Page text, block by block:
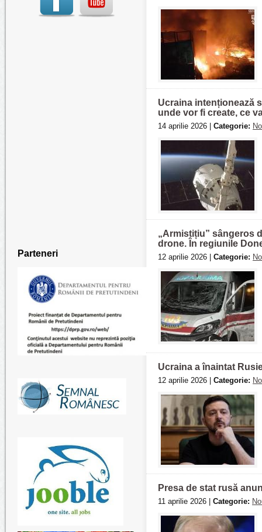
Parteneri
Ucraina intenționează
unde vor fi create, ce
14 aprilie 2026 | Categorie:
„Armistițiu” sângeros
drone. În regiunile
12 aprilie 2026 | Categorie:
Ucraina a înaintat
12 aprilie 2026 | Categorie:
Presa de stat rusă
11 aprilie 2026 | Categorie: